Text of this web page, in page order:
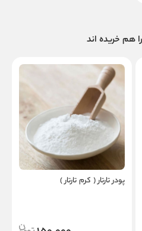
را هم خریده اند
پودر تارتار ( کرم تارتار )